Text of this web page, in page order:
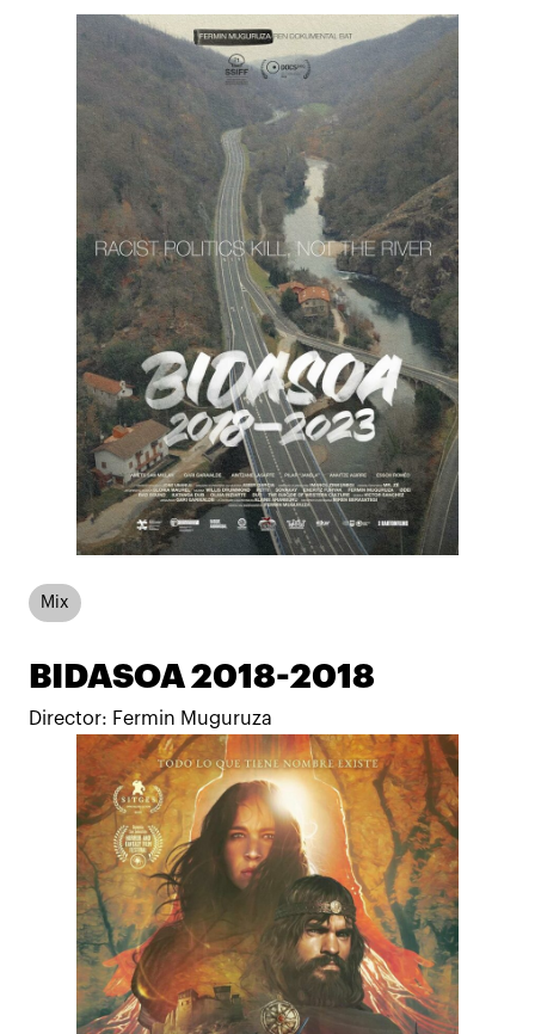
Mix
BIDASOA 2018-2018
Director: Fermin Muguruza